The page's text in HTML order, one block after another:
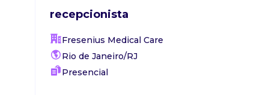
recepcionista
Fresenius Medical Care
Rio de Janeiro/RJ
Presencial